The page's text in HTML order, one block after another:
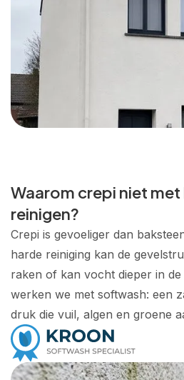
Waarom crepi niet
reinigen?
Crepi is gevoeliger dan
harde reiniging kan de
raken of kan vocht dieper in
werken we met softwash: een
druk die vuil, algen en groene